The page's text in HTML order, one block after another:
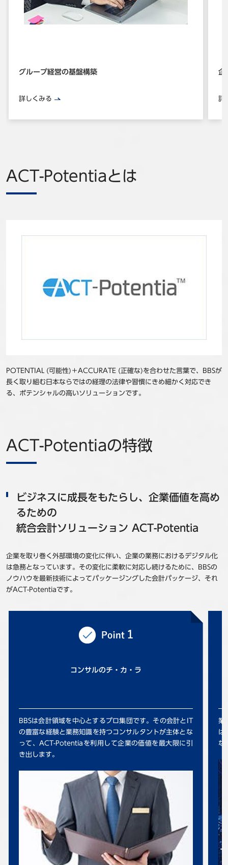
グループ経営の基盤構築
詳しくみる
企
詳
ACT-Potentiaとは
POTENTIAL (可能性)＋ACCURATE (正確な)を合わせた言葉で、BBSが
長く取り組む日本ならではの経理の法律や習慣にきめ細かく対応でき
る、ポテンシャルの高いソリューションです。
ACT-Potentiaの特徴
ビジネスに成長をもたらし、企業価値を高め
るための
統合会計ソリューション ACT-Potentia
企業を取り巻く外部環境の変化に伴い、企業の業務におけるデジタル化
は急務となっています。その変化に柔軟に対応し続けるために、BBSの
ノウハウを最新技術によってパッケージングした会計パッケージ、それ
がACT-Potentiaです。
コンサルのチ・カ・ラ
BBSは会計領域を中心とするプロ集団です。その会計とIT
の豊富な経験と業務知識を持つコンサルタントが主体とな
って、ACT-Potentiaを利用して企業の価値を最大限に引
き出します。
業
は
な